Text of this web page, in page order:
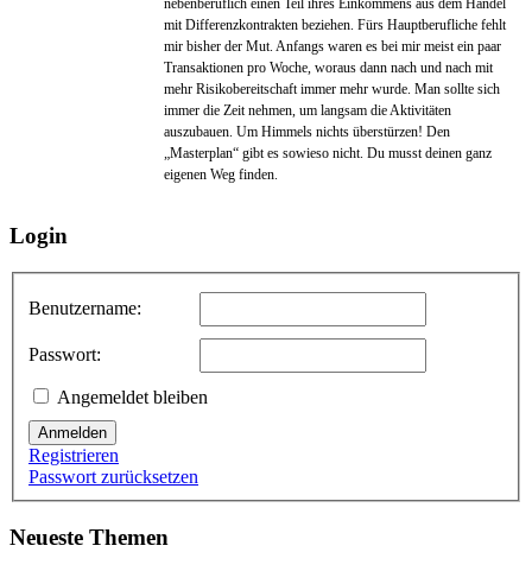
nebenberuflich einen Teil ihres Einkommens aus dem Handel
mit Differenzkontrakten beziehen. Fürs Hauptberufliche fehlt
mir bisher der Mut. Anfangs waren es bei mir meist ein paar
Transaktionen pro Woche, woraus dann nach und nach mit
mehr Risikobereitschaft immer mehr wurde. Man sollte sich
immer die Zeit nehmen, um langsam die Aktivitäten
auszubauen. Um Himmels nichts überstürzen! Den
„Masterplan“ gibt es sowieso nicht. Du musst deinen ganz
eigenen Weg finden.
Login
Benutzername:
Passwort:
Angemeldet bleiben
Anmelden
Registrieren
Passwort zurücksetzen
Neueste Themen